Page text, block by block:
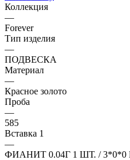
Коллекция
—
Forever
Тип изделия
—
ПОДВЕСКА
Материал
—
Красное золото
Проба
—
585
Вставка 1
—
ФИАНИТ 0.04Г 1 ШТ. / 3*0*0